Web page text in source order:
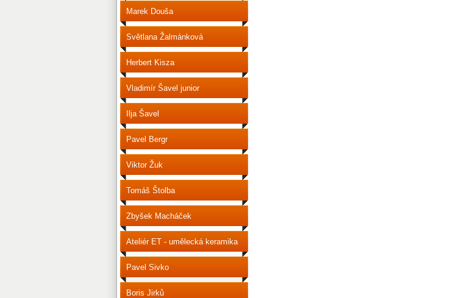
Marek Douša
Světlana Žalmánková
Herbert Kisza
Vladimír Šavel junior
Ilja Šavel
Pavel Bergr
Viktor Žuk
Tomáš Štolba
Zbyšek Macháček
Ateliér ET - umělecká keramika
Pavel Sivko
Boris Jirků